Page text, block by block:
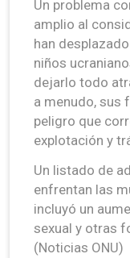
Un problema
amplio al
han
niños
dejarlo todo
a menudo, sus
peligro que
explotación y
Un listado de
enfrentan las
incluyó un
sexual y otras
(Noticias ONU)